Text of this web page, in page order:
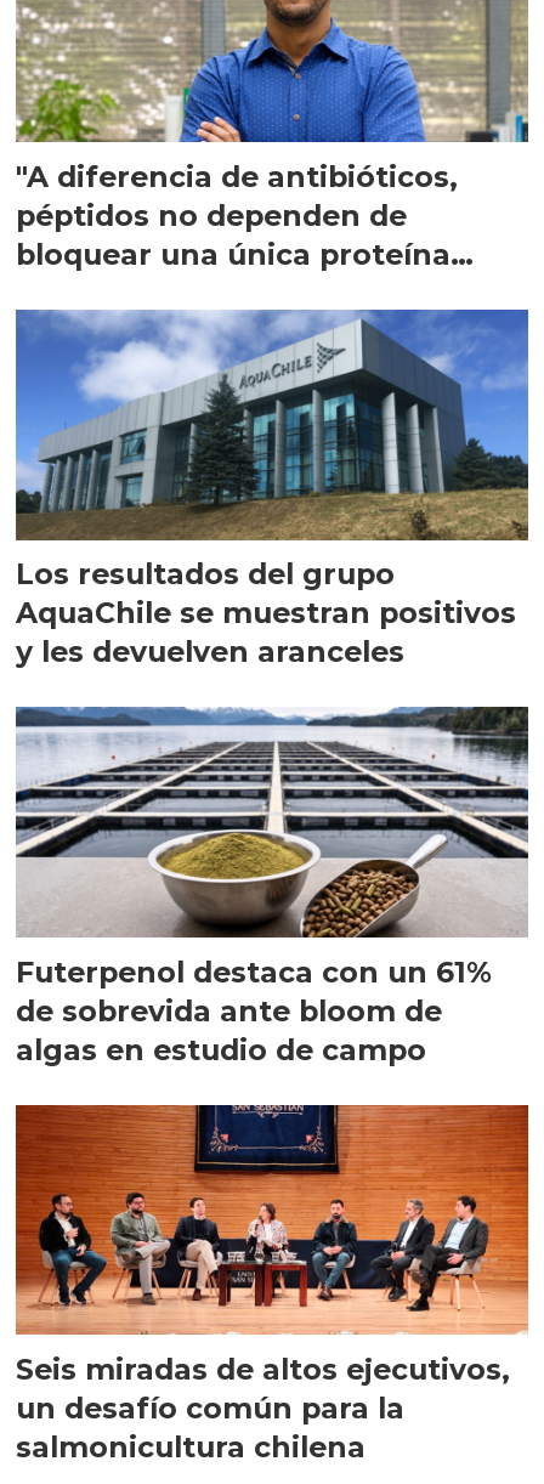
"A diferencia de antibióticos,
péptidos no dependen de
bloquear una única proteína
Los resultados del grupo
AquaChile se muestran positivos
y les devuelven aranceles
Futerpenol destaca con un 61%
de sobrevida ante bloom de
algas en estudio de campo
Seis miradas de altos ejecutivos,
un desafío común para la
salmonicultura chilena